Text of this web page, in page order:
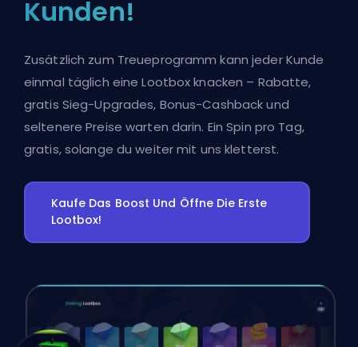
Kunden!
Zusätzlich zum Treueprogramm kann jeder Kunde
einmal täglich eine Lootbox knacken – Rabatte,
gratis Sieg-Upgrades, Bonus-Cashback und
seltenere Preise warten darin. Ein Spin pro Tag,
gratis, solange du weiter mit uns kletterst.
Kaufe Das Boost Und Öffne Die Erste
Lootbox!